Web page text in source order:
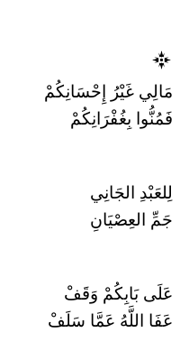
مَالِي غَيْرُ إِحْسَانِكُمْ
فَمُنُّوا بِغُفْرَانِكُمْ
لِلعَبْدِ الجَانِي
جَمِّ العِصْيَانِ
عَلَى بَابِكُمْ وَقَفْ
عَفَا اللَّهُ عَمَّا سَلَفْ